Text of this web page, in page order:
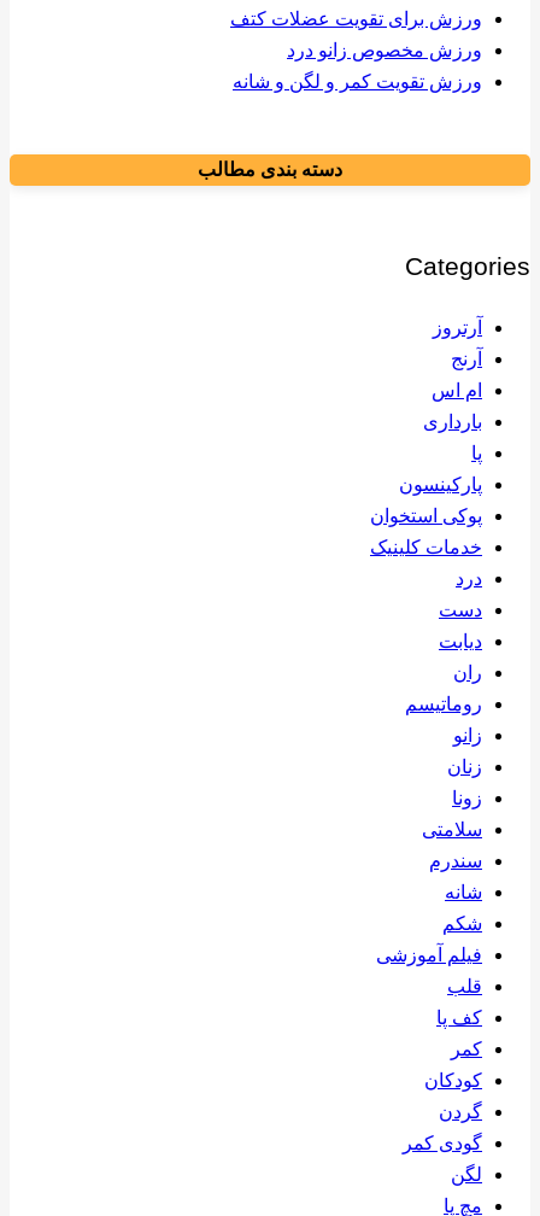
ورزش برای تقویت عضلات کتف
ورزش مخصوص زانو درد
ورزش تقویت کمر و لگن و شانه
دسته بندی مطالب
Categories
آرتروز
آرنج
ام اس
بارداری
پا
پارکینسون
پوکی استخوان
خدمات کلینیک
درد
دست
دیابت
ران
روماتیسم
زانو
زنان
زونا
سلامتی
سندرم
شانه
شکم
فیلم آموزشی
قلب
کف پا
کمر
کودکان
گردن
گودی کمر
لگن
مچ پا